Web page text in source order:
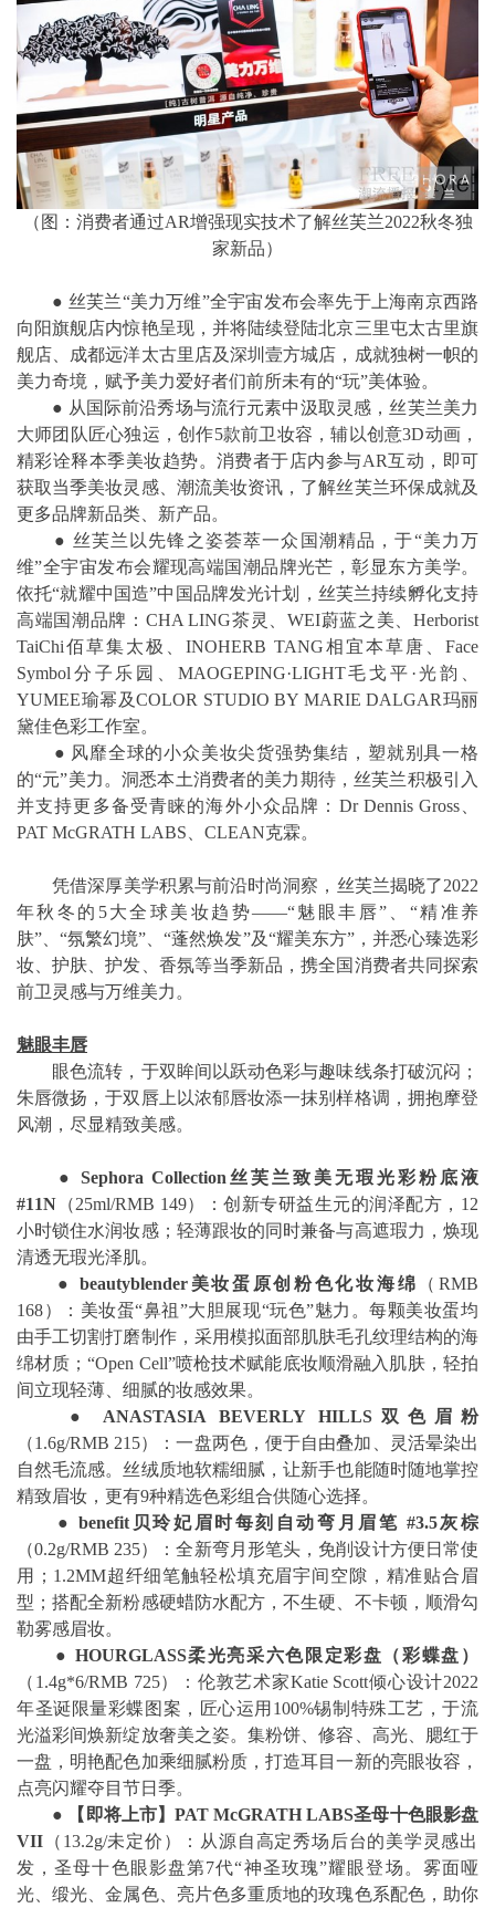
（图：消费者通过AR增强现实技术了解丝芙兰2022秋冬独
家新品）
● 丝芙兰“美力万维”全宇宙发布会率先于上海南京西路
向阳旗舰店内惊艳呈现，并将陆续登陆北京三里屯太古里旗
舰店、成都远洋太古里店及深圳壹方城店，成就独树一帜的
美力奇境，赋予美力爱好者们前所未有的“玩”美体验。
● 从国际前沿秀场与流行元素中汲取灵感，丝芙兰美力
大师团队匠心独运，创作5款前卫妆容，辅以创意3D动画，
精彩诠释本季美妆趋势。消费者于店内参与AR互动，即可
获取当季美妆灵感、潮流美妆资讯，了解丝芙兰环保成就及
更多品牌新品类、新产品。
● 丝芙兰以先锋之姿荟萃一众国潮精品，于“美力万
维”全宇宙发布会耀现高端国潮品牌光芒，彰显东方美学。
依托“就耀中国造”中国品牌发光计划，丝芙兰持续孵化支持
高端国潮品牌：CHA LING茶灵、WEI蔚蓝之美、Herborist
TaiChi佰草集太极、INOHERB TANG相宜本草唐、Face
Symbol分子乐园、MAOGEPING·LIGHT毛戈平·光韵、
YUMEE瑜幂及COLOR STUDIO BY MARIE DALGAR玛丽
黛佳色彩工作室。
● 风靡全球的小众美妆尖货强势集结，塑就别具一格
的“元”美力。洞悉本土消费者的美力期待，丝芙兰积极引入
并支持更多备受青睐的海外小众品牌：Dr Dennis Gross、
PAT McGRATH LABS、CLEAN克霖。
凭借深厚美学积累与前沿时尚洞察，丝芙兰揭晓了2022
年秋冬的5大全球美妆趋势——“魅眼丰唇”、“精准养
肤”、“氛繁幻境”、“蓬然焕发”及“耀美东方”，并悉心臻选彩
妆、护肤、护发、香氛等当季新品，携全国消费者共同探索
前卫灵感与万维美力。
魅眼丰唇
眼色流转，于双眸间以跃动色彩与趣味线条打破沉闷；
朱唇微扬，于双唇上以浓郁唇妆添一抹别样格调，拥抱摩登
风潮，尽显精致美感。
● Sephora Collection 丝芙兰致美无瑕光彩粉底液
#11N （25ml/RMB 149）：创新专研益生元的润泽配方，12
小时锁住水润妆感；轻薄跟妆的同时兼备与高遮瑕力，焕现
清透无瑕光泽肌。
● beautyblender美妆蛋原创粉色化妆海绵
（RMB
168）：美妆蛋“鼻祖”大胆展现“玩色”魅力。每颗美妆蛋均
由手工切割打磨制作，采用模拟面部肌肤毛孔纹理结构的海
绵材质；“Open Cell”喷枪技术赋能底妆顺滑融入肌肤，轻拍
间立现轻薄、细腻的妆感效果。
● ANASTASIA BEVERLY HILLS 双色眉粉
（1.6g/RMB 215）：一盘两色，便于自由叠加、灵活晕染出
自然毛流感。丝绒质地软糯细腻，让新手也能随时随地掌控
精致眉妆，更有9种精选色彩组合供随心选择。
●benefit 贝玲妃眉时每刻自动弯月眉笔 #3.5灰棕
（0.2g/RMB 235）：全新弯月形笔头，免削设计方便日常使
用；1.2MM超纤细笔触轻松填充眉宇间空隙，精准贴合眉
型；搭配全新粉感硬蜡防水配方，不生硬、不卡顿，顺滑勾
勒雾感眉妆。
● HOURGLASS柔光亮采六色限定彩盘（彩蝶盘）
（1.4g*6/RMB 725）：伦敦艺术家Katie Scott倾心设计2022
年圣诞限量彩蝶图案，匠心运用100%锡制特殊工艺，于流
光溢彩间焕新绽放奢美之姿。集粉饼、修容、高光、腮红于
一盘，明艳配色加乘细腻粉质，打造耳目一新的亮眼妆容，
点亮闪耀夺目节日季。
●
【即将上市】PAT McGRATH LABS圣母十色眼影盘
VII （13.2g/未定价）：从源自高定秀场后台的美学灵感出
发，圣母十色眼影盘第7代“神圣玫瑰”耀眼登场。雾面哑
光、缎光、金属色、亮片色多重质地的玫瑰色系配色，助你